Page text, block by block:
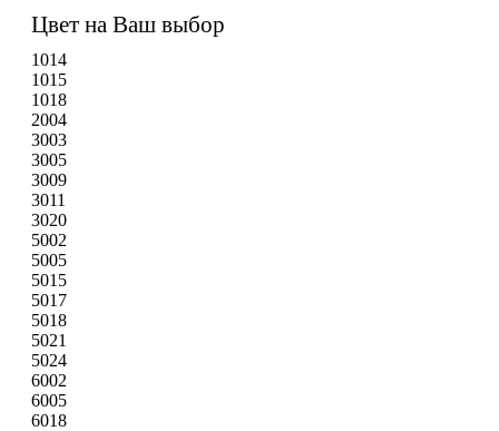
Цвет на Ваш выбор
1014
1015
1018
2004
3003
3005
3009
3011
3020
5002
5005
5015
5017
5018
5021
5024
6002
6005
6018